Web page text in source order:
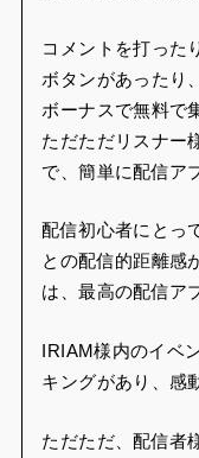
コメントを打った
ボタンがあったり
ボーナスで無料で
ただただリスナー
で、簡単に配信ア
配信初心者にとっ
との配信的距離感
は、最高の配信ア
IRIAM様内のイベ
キングがあり、感
ただただ、配信者